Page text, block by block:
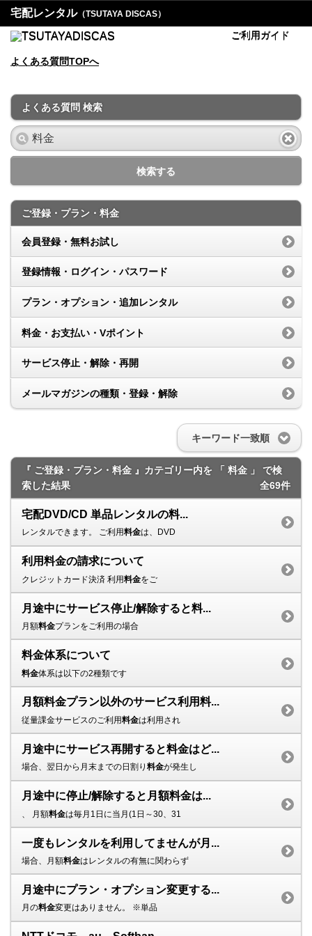
宅配レンタル（TSUTAYA DISCAS）
ご利用ガイド
よくある質問TOPへ
よくある質問 検索
検索する
ご登録・プラン・料金
会員登録・無料お試し
登録情報・ログイン・パスワード
プラン・オプション・追加レンタル
料金・お支払い・Vポイント
サービス停止・解除・再開
メールマガジンの種類・登録・解除
キーワード一致順
『 ご登録・プラン・料金 』カテゴリー内を 「 料金 」 で検
索した結果
全69件
宅配DVD/CD 単品レンタルの料...
レンタルできます。 ご利用料金は、DVD
利用料金の請求について
クレジットカード決済 利用料金をご
月途中にサービス停止/解除すると料...
月額料金プランをご利用の場合
料金体系について
料金体系は以下の2種類です
月額料金プラン以外のサービス利用料...
従量課金サービスのご利用料金は利用され
月途中にサービス再開すると料金はど...
場合、翌日から月末までの日割り 料金が発生し
月途中に停止/解除すると月額料金は...
、 月額料金は毎月1日に当月(1日～30、31
一度もレンタルを利用してませんが月...
場合、月額料金はレンタルの有無に関わらず
月途中にプラン・オプション変更する...
月の料金変更はありません。 ※単品